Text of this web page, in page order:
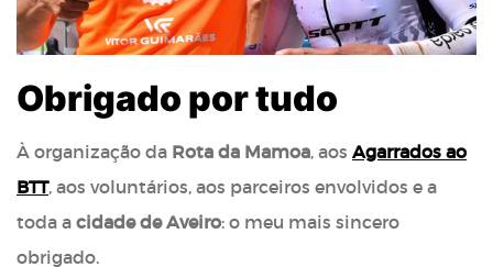
Obrigado por tudo
À organização da Rota da Mamoa, aos Agarrados ao
BTT, aos voluntários, aos parceiros envolvidos e a
toda a cidade de Aveiro: o meu mais sincero
obrigado.